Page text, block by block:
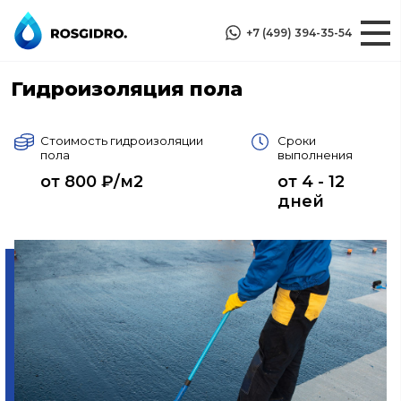
+7 (499) 394-35-54
Гидроизоляция пола
Стоимость гидроизоляции
пола
от 800 ₽/м2
Сроки
выполнения
от 4 - 12
дней